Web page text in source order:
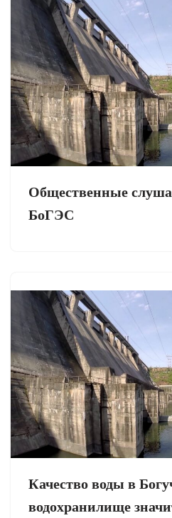
Общественные
БоГЭС
Качество воды в
водохранилище